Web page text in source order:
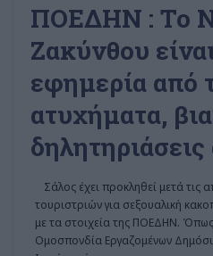
ΠΟΕΔΗΝ : To
Ζακύνθου
εφημερία από
ατυχήματα,
Σάλος έχει προκληθεί μετά τις
τουριστριών για σεξουαλική
με τα στοιχεία της ΠΟΕΔΗΝ. Όπως
Ομοσπονδία Εργαζομένων